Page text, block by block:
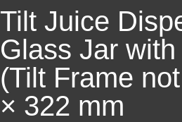
Tilt Juice
Glass Jar
(Tilt Frame
× 322 mm